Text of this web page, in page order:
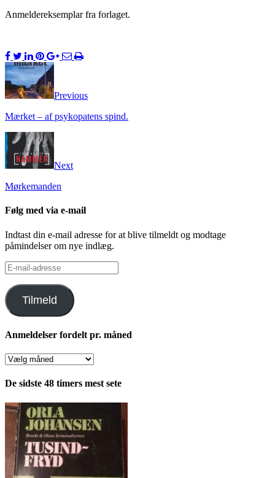
Anmeldereksemplar fra forlaget.
Previous
Mærket – af psykopatens spind.
Next
Mørkemanden
Følg med via e-mail
Indtast din e-mail adresse for at blive tilmeldt og modtage
påmindelser om nye indlæg.
E-
mail-
adresse
Tilmeld
Anmeldelser fordelt pr. måned
Anmeldelser
pr.
De sidste 48 timers mest sete